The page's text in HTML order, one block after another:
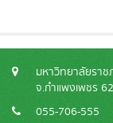
มหาวิทยาลัยรา
จ.กำแพงเพชร
055-706-555